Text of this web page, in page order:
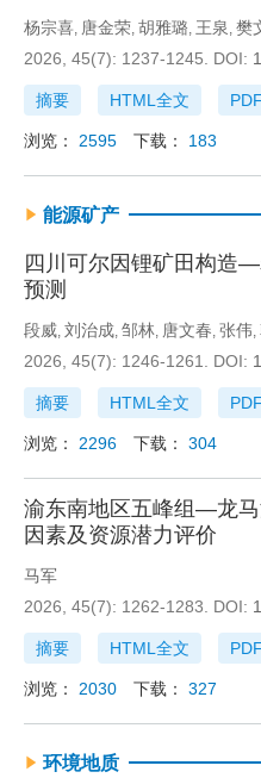
杨宗喜, 唐金荣, 胡雅璐, 王泉 , 樊
2026, 45(7): 1237-1245.
DOI:
摘要 HTML全文
浏览： 2595 下载： 183
能源矿产
四川可尔因锂矿田构造
预测
段威, 刘治成, 邹林, 唐文春, 张伟,
2026, 45(7): 1246-1261.
DOI:
摘要 HTML全文
浏览： 2296 下载： 304
渝东南地区五峰组—龙
因素及资源潜力评价
马军
2026, 45(7): 1262-1283.
DOI:
摘要 HTML全文
浏览： 2030 下载： 327
环境地质